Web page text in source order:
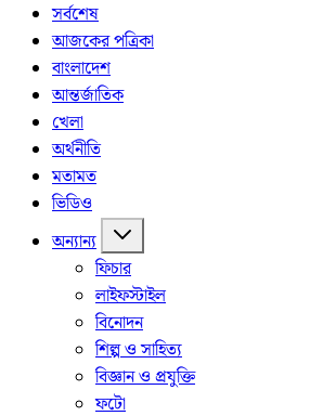
সর্বশেষ
আজকের পত্রিকা
বাংলাদেশ
আন্তর্জাতিক
খেলা
অর্থনীতি
মতামত
ভিডিও
অন্যান্য
ফিচার
লাইফস্টাইল
বিনোদন
শিল্প ও সাহিত্য
বিজ্ঞান ও প্রযুক্তি
ফটো